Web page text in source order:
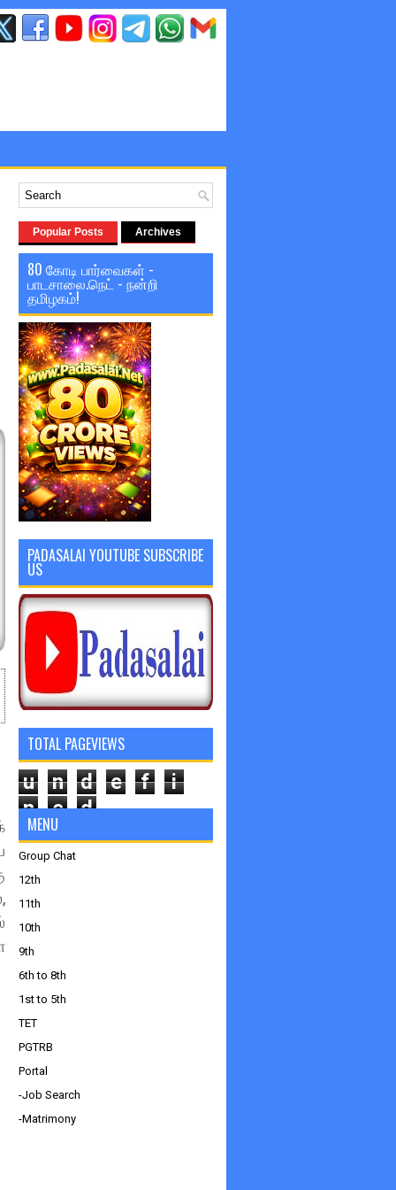
Popular Posts Archives
80 கோடி பார்வைகள் -
பாடசாலை.நெட் - நன்றி
தமிழகம்!
PADASALAI YOUTUBE SUBSCRIBE
US
TOTAL PAGEVIEWS
u n d e f
i
n
e d
MENU
Group Chat
12th
11th
10th
9th
6th to 8th
1st to 5th
TET
PGTRB
Portal
-Job Search
-Matrimony